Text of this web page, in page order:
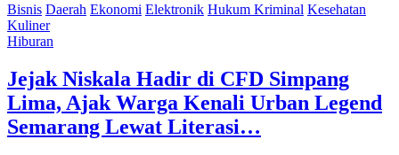
Bisnis Daerah Ekonomi Elektronik Hukum Kriminal Kesehatan
Kuliner
Hiburan
Jejak Niskala Hadir di CFD Simpang
Lima, Ajak Warga Kenali Urban Legend
Semarang Lewat Literasi…